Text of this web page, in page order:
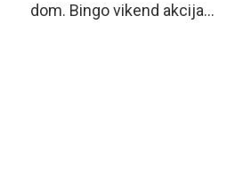
dom. Bingo vikend akcija…